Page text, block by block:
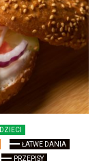
ŁATWE DANIA
PRZEPISY